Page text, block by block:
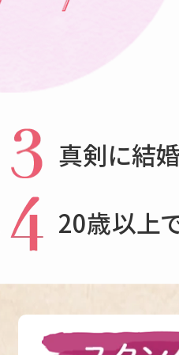
真剣に結
20歳以上